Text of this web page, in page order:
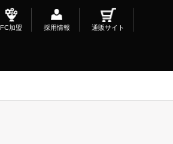
FC加盟 採用情報 通販サイト